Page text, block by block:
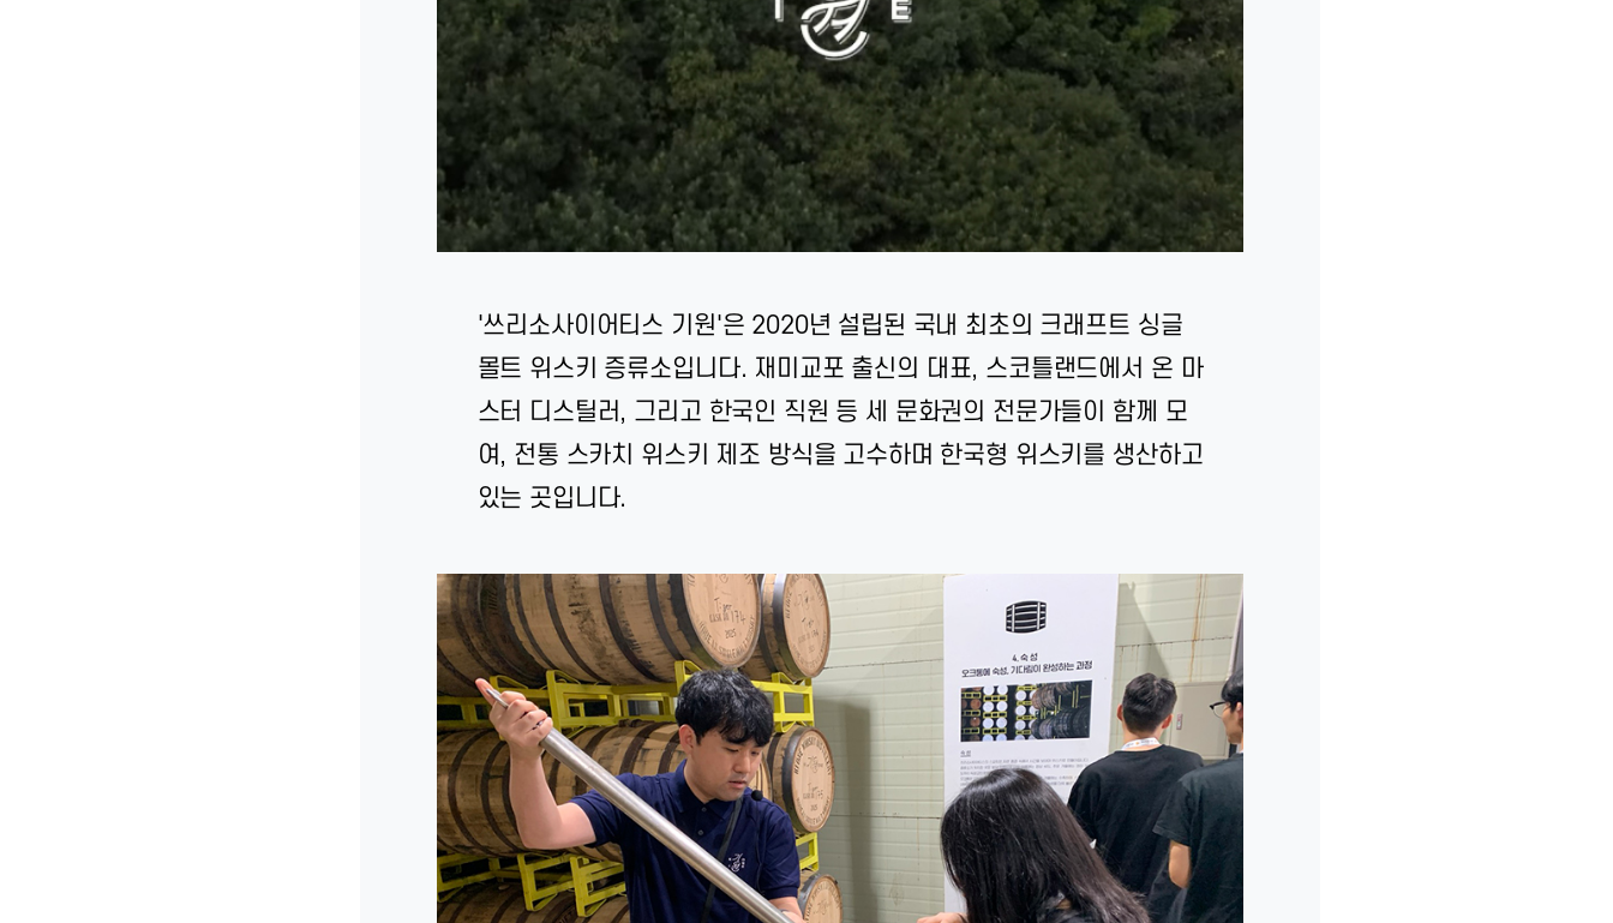
'쓰리소사이어티스 기원'은 2020년 설립된 국내 최초의 크래프트 싱글
몰트 위스키 증류소입니다. 재미교포 출신의 대표, 스코틀랜드에서 온 마
스터 디스틸러, 그리고 한국인 직원 등 세 문화권의 전문가들이 함께 모
여, 전통 스카치 위스키 제조 방식을 고수하며 한국형 위스키를 생산하고
있는 곳입니다.